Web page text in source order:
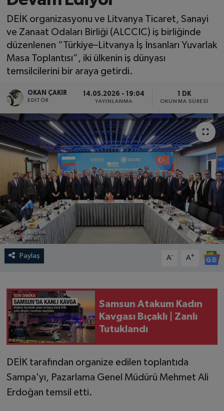
DEİK organizasyonu ve Litvanya Ticaret, Sanayi
ve Zanaat Odaları Birliği (ALCCIC) iş birliğinde
düzenlenen “Türkiye–Litvanya İş İnsanları Yuvarlak
Masa Toplantısı”, iki ülkenin iş dünyası
temsilcilerini bir araya getirdi.
OKAN ÇAKIR
EDITÖR
14.05.2026 - 19:04
YAYINLANMA
1 DK
OKUNMA SÜRESI
Paylaş A- A+
Samsun Atakum Kadın
Kavgası Bıçaklı | Zanlı
Tutuklandı
DEİK tarafından organize edilen toplantıda
Sampa'yı, Pazarlama Genel Müdürü Mehmet Ali
Erdoğan temsil etti.
SPOR
EKONOMİ
TEKNOLOJİ
YAŞAM
YEMEK